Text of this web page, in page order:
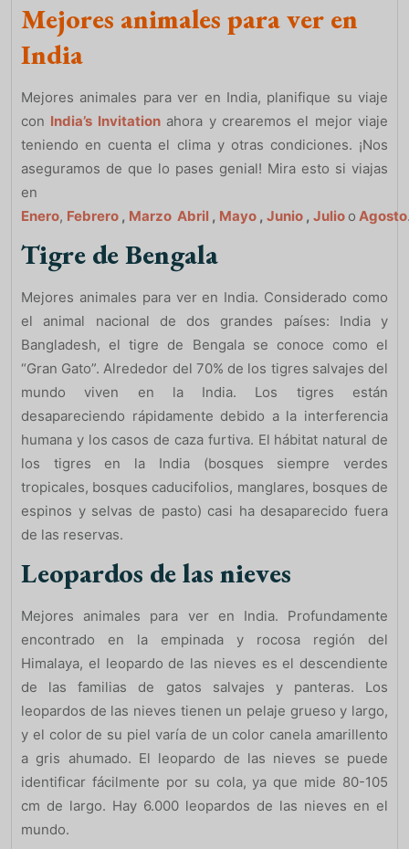
Mejores animales para ver en
India
Mejores animales para ver en India, planifique su viaje
con India’s Invitationahora y crearemos el mejor viaje
teniendo en cuenta el clima y otras condiciones. ¡Nos
aseguramos de que lo pases genial! Mira esto si viajas
en
Enero, Febrero , Marzo Abril , Mayo , Junio , Julio o Agosto
Tigre de Bengala
Mejores animales para ver en India. Considerado como
el animal nacional de dos grandes países: India y
Bangladesh, el tigre de Bengala se conoce como el
“Gran Gato”. Alrededor del 70% de los tigres salvajes del
mundo viven en la India. Los tigres están
desapareciendo rápidamente debido a la interferencia
humana y los casos de caza furtiva. El hábitat natural de
los tigres en la India (bosques siempre verdes
tropicales, bosques caducifolios, manglares, bosques de
espinos y selvas de pasto) casi ha desaparecido fuera
de las reservas.
Leopardos de las nieves
Mejores animales para ver en India. Profundamente
encontrado en la empinada y rocosa región del
Himalaya, el leopardo de las nieves es el descendiente
de las familias de gatos salvajes y panteras. Los
leopardos de las nieves tienen un pelaje grueso y largo,
y el color de su piel varía de un color canela amarillento
a gris ahumado. El leopardo de las nieves se puede
identificar fácilmente por su cola, ya que mide 80-105
cm de largo. Hay 6.000 leopardos de las nieves en el
mundo.